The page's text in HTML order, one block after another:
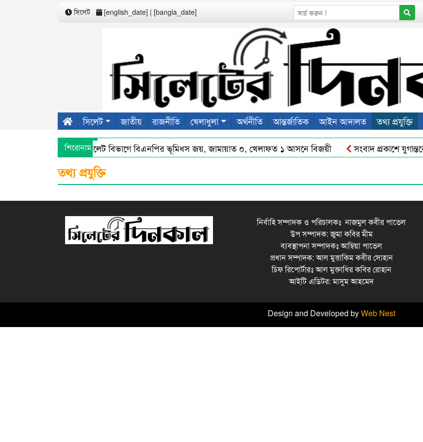
সিলেট [english_date] | [bangla_date]
সিলেট জাতীয় রাজনীতি খেলাধুলা অর্থনীতি আন্তর্জাতিক আইন আদালত তথ্য প্রযুক্তি
শিরোনামসিলেট বিভাগে বিএনপির ভূমিধস জয়, জামায়াত ০, খেলাফত ১ আসনে বিজয়ী
সংবাদ প্রকাশে
সিলেটে স্মার্ট পুলিশিংয়ে আইন-শৃঙ্খলায় স্বস্তি : শ’ত দিনে কমিশনারের অর্জন
তথ্য প্রযুক্তি
নির্বাহি সম্পাদক ও পরিচালকঃ নাজমুল কবীর পাভেল
উপ সম্পাদক: জুমা কবির মীম
ব্যবস্থাপনা সম্পাদকঃ আম্বিয়া পাভেল
প্রধান সম্পাদক: আল মুত্তাকিম কবীর সোহান
চিফ রিপোর্টারঃ আল মুক্তাধির কবির রোহান
আইটি এডিটর: মাসুম আহমেদ
Design and Developed byWeb Nest